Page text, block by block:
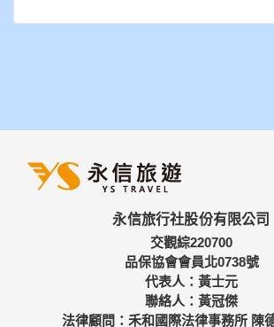
永信旅行社股份有限公司
交觀綜220700
品保協會會員北0738號
代表人：黃士元
聯絡人：黃冠傑
法律顧問：禾和國際法律事務所 陳